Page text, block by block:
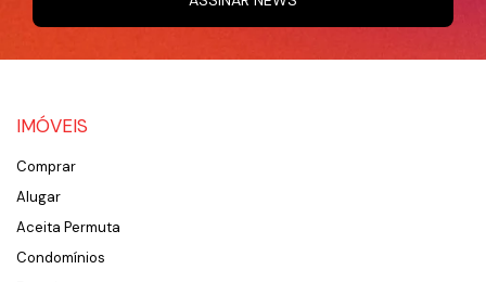
IMÓVEIS
Comprar
Alugar
Aceita Permuta
Condomínios